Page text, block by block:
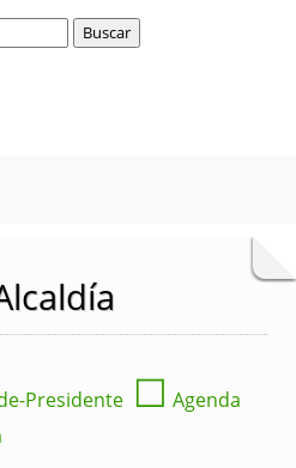
Presidente ☐ Agenda